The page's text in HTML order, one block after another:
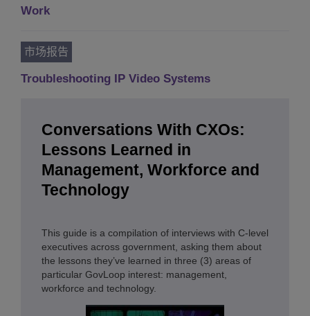
Work
市场报告
Troubleshooting IP Video Systems
Conversations With CXOs:
Lessons Learned in
Management, Workforce and
Technology
This guide is a compilation of interviews with C-level
executives across government, asking them about
the lessons they’ve learned in three (3) areas of
particular GovLoop interest: management,
workforce and technology.